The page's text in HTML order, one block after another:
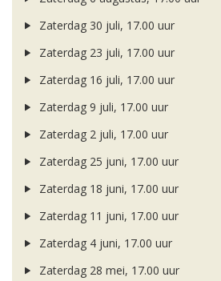
Zaterdag 30 juli, 17.00 uur
Zaterdag 23 juli, 17.00 uur
Zaterdag 16 juli, 17.00 uur
Zaterdag 9 juli, 17.00 uur
Zaterdag 2 juli, 17.00 uur
Zaterdag 25 juni, 17.00 uur
Zaterdag 18 juni, 17.00 uur
Zaterdag 11 juni, 17.00 uur
Zaterdag 4 juni, 17.00 uur
Zaterdag 28 mei, 17.00 uur